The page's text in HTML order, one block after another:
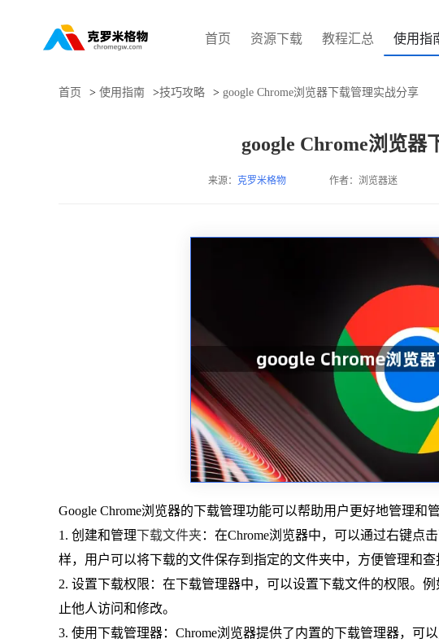
首页 资源下载 教程汇总 使用指
首页 > 使用指南 >技巧攻略 > google Chrome浏览器下载管理实战分享
google Chrome浏览器
来源： 克罗米格物 作者：浏览器迷
Google Chrome浏览器的下载管理功能可以帮助用户更好地管理和
1. 创建和管理下载文件夹 ：在Chrome浏览器中，可以通过右键点
样，用户可以将下载的文件保存到指定的文件夹中，方便管理和查
2. 设置下载权限：在下载管理器中，可以设置下载文件的权限。
止他人访问和修改。
3. 使用下载管理器：Chrome浏览器提供了内置的下载管理器，可